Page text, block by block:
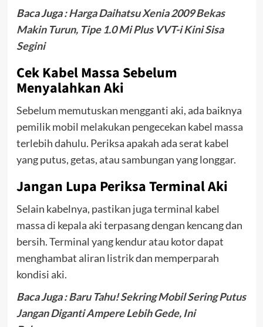
Baca Juga :Harga Daihatsu Xenia 2009 Bekas
Makin Turun, Tipe 1.0 Mi Plus VVT-i Kini Sisa
Segini
Cek Kabel Massa Sebelum
Menyalahkan Aki
Sebelum memutuskan mengganti aki, ada baiknya
pemilik mobil melakukan pengecekan kabel massa
terlebih dahulu. Periksa apakah ada serat kabel
yang putus, getas, atau sambungan yang longgar.
Jangan Lupa Periksa Terminal Aki
Selain kabelnya, pastikan juga terminal kabel
massa di kepala aki terpasang dengan kencang dan
bersih. Terminal yang kendur atau kotor dapat
menghambat aliran listrik dan memperparah
kondisi aki.
Baca Juga :Baru Tahu! Sekring Mobil Sering Putus
Jangan Diganti Ampere Lebih Gede, Ini